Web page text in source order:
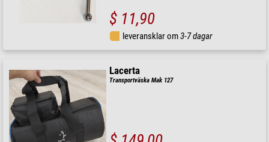
$ 11,90
leveransklar om3-7 dagar
Lacerta
Transportväska Mak 127